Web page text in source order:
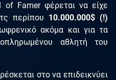
of Famer φέρεται να είχε
περίπου 10.000.000$ (!)
ακόμα και για τα
αθλητή του
στο να επιδεικνύει